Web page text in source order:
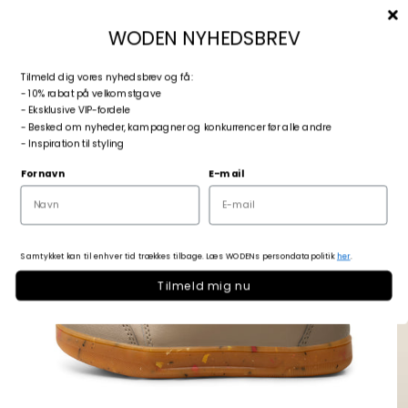
Log ind
Kurv
Zoom
WODEN NYHEDSBREV
Tilmeld dig vores nyhedsbrev og få:
- 10% rabat på velkomstgave
- Eksklusive VIP-fordele
- Besked om nyheder, kampagner og konkurrencer før alle andre
- Inspiration til styling
Fornavn E-mail
Samtykket kan til enhver tid trækkes tilbage. Læs WODENs persondatapolitikher.
Tilmeld mig nu